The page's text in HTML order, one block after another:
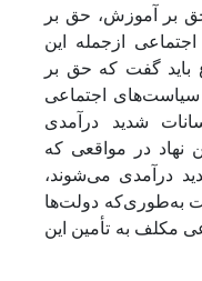
بر آموزش، حق بر
ازجمله این
گفت که حق بر
اجتماعی
شدید درآمدی
در مواقعی که
درآمدی می‌شوند،
به‌طوری‌که دولت‌ها
مکلف به تأمین این